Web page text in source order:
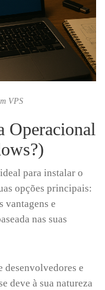
VPS
Operacional
ideal para instalar o
opções principais:
vantagens e
nas suas
desenvolvedores e
deve à sua natureza